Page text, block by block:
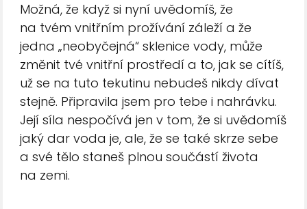
Možná, že když si nyní uvědomíš, že
na tvém vnitřním prožívání záleží a že
jedna „neobyčejná“ sklenice vody, může
změnit tvé vnitřní prostředí a to, jak se cítíš,
už se na tuto tekutinu nebudeš nikdy dívat
stejně. Připravila jsem pro tebe i nahrávku.
Její síla nespočívá jen v tom, že si uvědomíš
jaký dar voda je, ale, že se také skrze sebe
a své tělo staneš plnou součástí života
na zemi.